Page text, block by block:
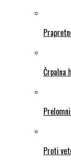
Črpalna
Proti